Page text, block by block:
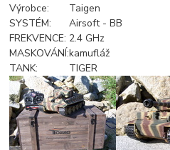
Výrobce:
Taigen
SYSTÉM:
Airsoft - BB
FREKVENCE: 2.4 GHz
MASKOVÁNÍ:kamufláž
TANK:
TIGER